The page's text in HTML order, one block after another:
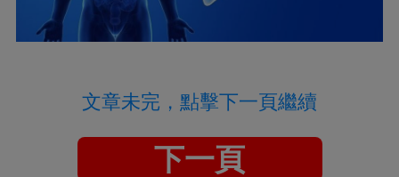
文章未完，點擊下一頁繼續
下一頁